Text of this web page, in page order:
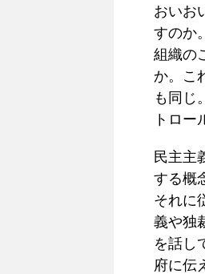
おいお
すのか
組織の
か。こ
も同じ
トロー
民主主
する概
それに
義や独
を話し
府に伝